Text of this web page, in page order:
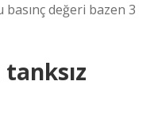
değeri bazen 3
tanksız